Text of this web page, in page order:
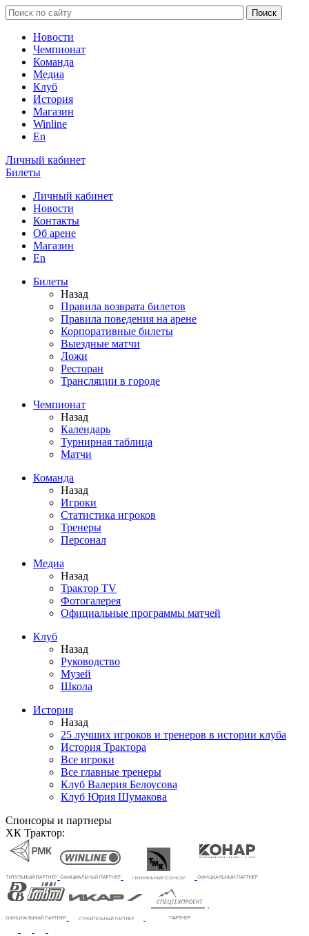
Новости
Чемпионат
Команда
Медиа
Клуб
История
Магазин
Winline
En
Личный кабинет
Билеты
Личный кабинет
Новости
Контакты
Об арене
Магазин
En
Билеты
Назад
Правила возврата билетов
Правила поведения на арене
Корпоративные билеты
Выездные матчи
Ложи
Ресторан
Трансляции в городе
Чемпионат
Назад
Календарь
Турнирная таблица
Матчи
Команда
Назад
Игроки
Статистика игроков
Тренеры
Персонал
Медиа
Назад
Трактор TV
Фотогалерея
Официальные программы матчей
Клуб
Назад
Руководство
Музей
Школа
История
Назад
25 лучших игроков и тренеров в истории клуба
История Трактора
Все игроки
Все главные тренеры
Клуб Валерия Белоусова
Клуб Юрия Шумакова
Спонсоры и партнеры
ХК Трактор: